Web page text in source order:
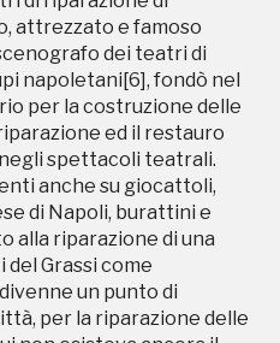
attrezzato e famoso
dei teatri di
napoletani[6], fondò nel
per la costruzione delle
ed il restauro
spettacoli teatrali.
anche su giocattoli,
di Napoli, burattini e
alla riparazione di una
Grassi come
un punto di
per la riparazione delle
all'accumulo di
in negozio[6] e
addosso sempre un
a chiamare quel posto
strutturata
ha diverse
il reparto in cui si
dei visitatori, i reparti
di abbellimento
la Parruccheria, quelli
sono l'Oculistica in
di pesi e bilanciamento
chiusura e rotazione